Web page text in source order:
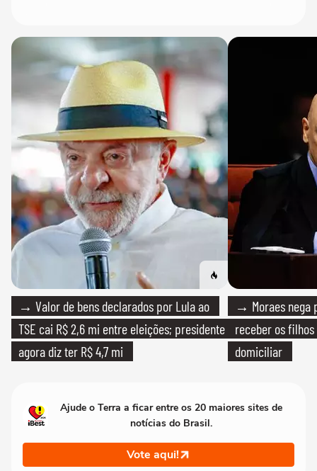
→ Valor de bens declarados por Lula ao
TSE cai R$ 2,6 mi entre eleições; presidente
agora diz ter R$ 4,7 mi
→ Moraes nega
receber os filhos
domiciliar
Ajude o Terra a ficar entre os 20 maiores sites de
notícias do Brasil.
Vote aqui!